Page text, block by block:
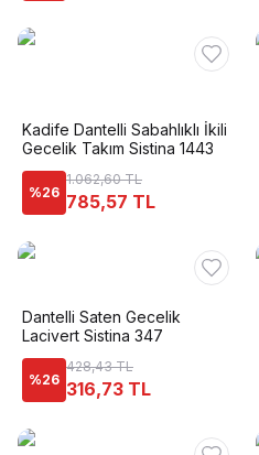
Kadife Dantelli Sabahlıklı İkili
Gecelik Takım Sistina 1443
%26
1.062,60 TL
785,57 TL
Dantelli Saten Gecelik
Lacivert Sistina 347
%26
428,43 TL
316,73 TL